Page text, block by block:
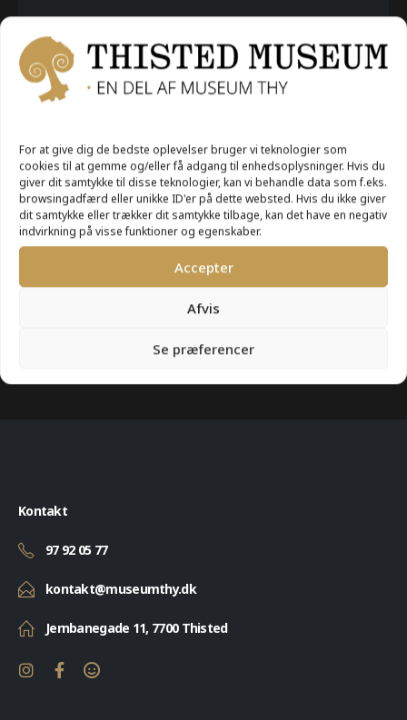
For at give dig de bedste oplevelser bruger vi teknologier som
cookies til at gemme og/eller få adgang til enhedsoplysninger. Hvis du
giver dit samtykke til disse teknologier, kan vi behandle data som f.eks.
browsingadfærd eller unikke ID'er på dette websted. Hvis du ikke giver
dit samtykke eller trækker dit samtykke tilbage, kan det have en negativ
indvirkning på visse funktioner og egenskaber.
Accepter
Afvis
Se præferencer
Torsdag
Lørdag 8. august 11:00 - 16:00
Kontakt
97 92 05 77
kontakt@museumthy.dk
Jernbanegade 11, 7700 Thisted